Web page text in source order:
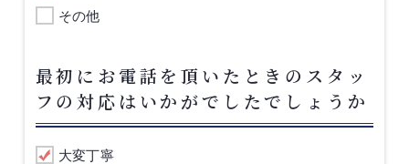
その他
最初にお電話を頂いたときのスタッ
フの対応はいかがでしたでしょうか
大変丁寧